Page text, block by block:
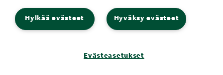
Hyväksy evästeet
Hylkää evästeet
Evästeasetukset